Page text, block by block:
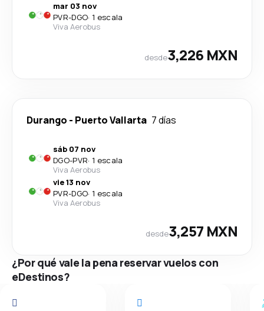
mar 03 nov
PVR-DGO· 1 escala
Viva Aerobus
desde3,226 MXN
Durango - Puerto Vallarta 7 días
sáb 07 nov
DGO-PVR· 1 escala
Viva Aerobus
vie 13 nov
PVR-DGO· 1 escala
Viva Aerobus
desde3,257 MXN
¿Por qué vale la pena reservar vuelos con
eDestinos?